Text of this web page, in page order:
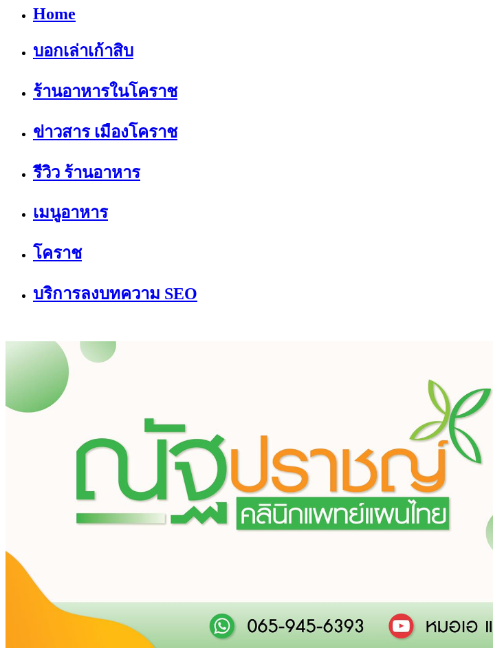
Home
บอกเล่าเก้าสิบ
ร้านอาหารในโคราช
ข่าวสาร เมืองโคราช
รีวิว ร้านอาหาร
เมนูอาหาร
โคราช
บริการลงบทความ SEO